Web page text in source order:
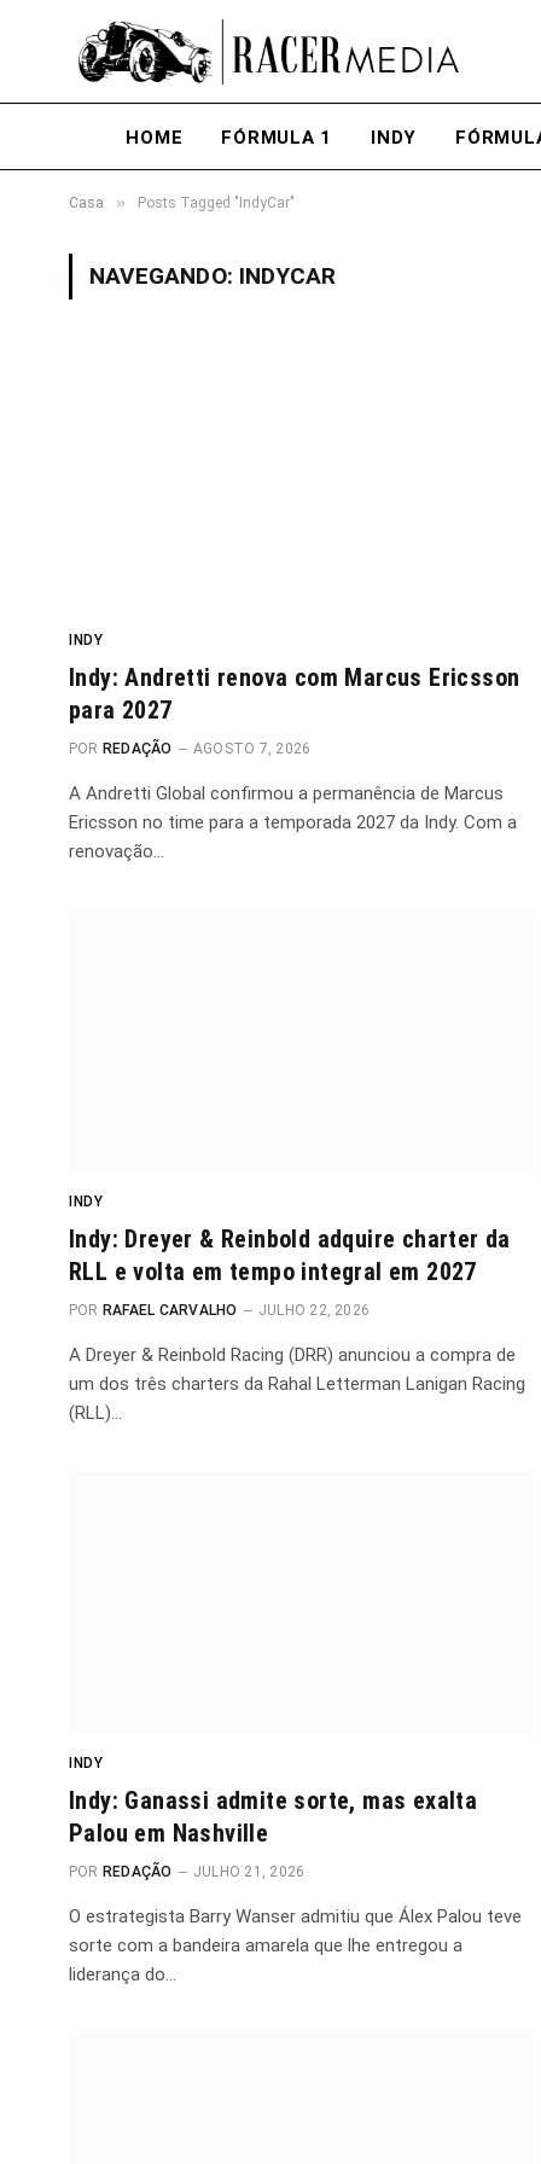
HOME FÓRMULA 1 INDY
Casa » Posts Tagged "IndyCar"
NAVEGANDO: INDYCAR
INDY
Indy: Andretti renova com Marcus Ericsson
para 2027
POR REDAÇÃO AGOSTO 7, 2026
A Andretti Global confirmou a permanência de Marcus
Ericsson no time para a temporada 2027 da Indy. Com a
renovação…
INDY
Indy: Dreyer & Reinbold adquire charter da
RLL e volta em tempo integral em 2027
POR RAFAEL CARVALHO JULHO 22, 2026
A Dreyer & Reinbold Racing (DRR) anunciou a compra de
um dos três charters da Rahal Letterman Lanigan Racing
(RLL)…
INDY
Indy: Ganassi admite sorte, mas exalta
Palou em Nashville
POR REDAÇÃO JULHO 21, 2026
O estrategista Barry Wanser admitiu que Álex Palou teve
sorte com a bandeira amarela que lhe entregou a
liderança do…